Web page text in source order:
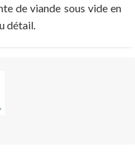
de viande sous vide en
détail.